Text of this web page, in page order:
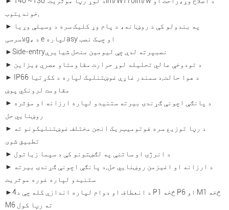
خوندیتوب
► په بندولو کې د روښانه، د پام وړ کلیک سره د وسیلې وړیا
لاسرسی
g، د e لپاره
asy او چټک نصب
►Side-entry نصب پرته لدې چې لیومین منحل شي ایرې
► د تودوخې عالي تحلیل د لوړ حرارت مقاومت او عصري ډیزاین
► IP66 د هوا حالت د سمندر غاړې غوښتنلیک لپاره د ککړتیا
مقاومت لرونکي پوښ
► د پانګې اچونې ګړندۍ بیرته ستنیدو لپاره ارزانه او مؤثره
روښنايي حل
► د رڼا توزیع سره فوتومیټریک انجن مختلف غوښتنلیکونو ته
تطبیق شوی
► د انرژۍ او ساتنې په لګښتونو کې د سپما زیاتول
► د ارزانه او اغیزمن روښنايي حل د پانګې اچونې ګړندۍ بیرته
ستنیدو لپاره غوره موثریت
►4د انعطاف او دوام لپاره اندازې کله چې د P1 څخه P6 او M1 څخه
M6 ته رڼا کول